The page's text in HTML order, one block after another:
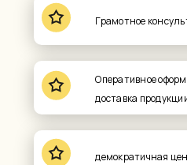
Грамотное
Оперативное
доставка
демократичная